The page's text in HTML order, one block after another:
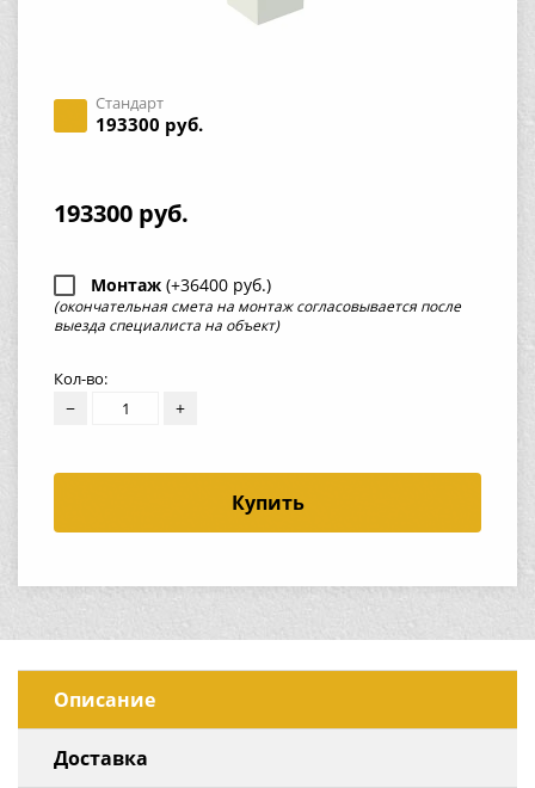
Стандарт
193300 руб.
193300 руб.
Монтаж (+36400 руб.)
(окончательная смета на монтаж согласовывается после
выезда специалиста на объект)
Кол-во:
− +
Купить
Описание
Доставка